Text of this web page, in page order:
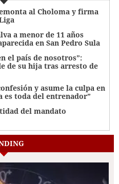
al Choloma y firma
a menor de 11 años
en San Pedro Sula
el país de nosotros”:
de su hija tras arresto de
y asume la culpa en
es toda del entrenador”
del mandato